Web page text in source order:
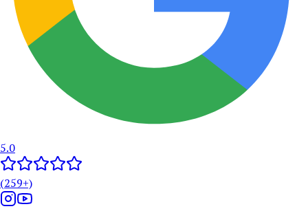
5.0
(259+)